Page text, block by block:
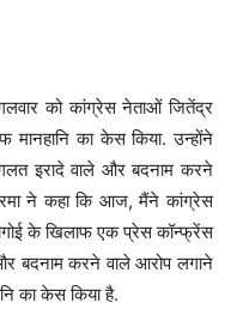
को कांग्रेस नेताओं जितेंद्र
का केस किया. उन्होंने
इरादे वाले और बदनाम करने
ने कहा कि आज, मैंने कांग्रेस
के खिलाफ एक प्रेस कॉन्फ्रेंस
बदनाम करने वाले आरोप लगाने
का केस किया है.